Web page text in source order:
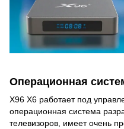
Операционная
X96 X6 работает под
операционная система
телевизоров, имеет очень